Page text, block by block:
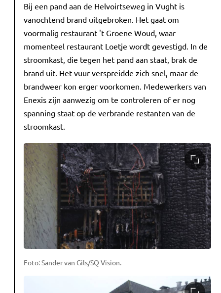
Bij een pand aan de Helvoirtseweg in Vught is
vanochtend brand uitgebroken. Het gaat om
voormalig restaurant 't Groene Woud, waar
momenteel restaurant Loetje wordt gevestigd. In de
stroomkast, die tegen het pand aan staat, brak de
brand uit. Het vuur verspreidde zich snel, maar de
brandweer kon erger voorkomen. Medewerkers van
Enexis zijn aanwezig om te controleren of er nog
spanning staat op de verbrande restanten van de
stroomkast.
Foto: Sander van Gils/SQ Vision.